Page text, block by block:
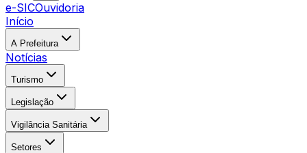
e-SICOuvidoria
Início
A Prefeitura
Notícias
Turismo
Legislação
Vigilância Sanitária
Setores